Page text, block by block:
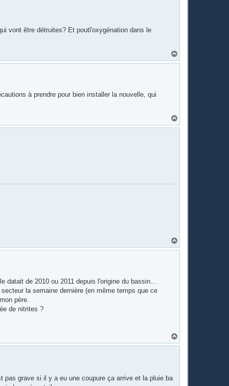
vont être détruites? Et poutl'oxygénation dans le
a
à prendre pour bien installer la nouvelle, qui
a
a
datait de 2010 ou 2011 depuis l'origine du bassin...
la semaine dernière (en même temps que ce
père.
de nitrites ?
a
pas grave si il y a eu une coupure ça arrive et la pluie ba